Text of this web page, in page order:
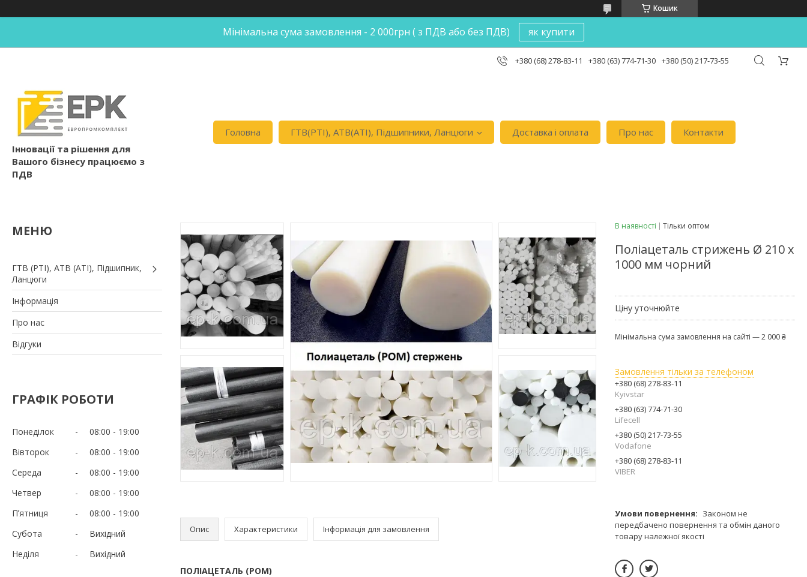
Кошик
Мінімальна сума замовлення - 2 000грн ( з ПДВ або без ПДВ) як купити
+380 (68) 278-83-11 +380 (63) 774-71-30 +380 (50) 217-73-55
Інновації та рішення для
Вашого бізнесу працюємо з
ПДВ
Головна ГТВ(РТI), АТВ(АТI), Пiдшипники, Ланцюги Доставка i оплата Про нас Контакти
ГТВ (РТI), АТВ (АТI), Пiдшипник,
Ланцюги
Iнформація
Про нас
Вiдгуки
ГРАФІК РОБОТИ
Понеділок 08:00
19:00
Вівторок
08:00
19:00
Середа
08:00
19:00
Четвер
08:00
19:00
Пʼятниця
08:00
19:00
Субота
Вихідний
Неділя
Вихідний
Опис Характеристики Інформація для замовлення
ПОЛІАЦЕТАЛЬ (POM)
В наявності Тільки оптом
Поліацеталь стрижень Ø 210 х
1000 мм чорний
Ціну уточнюйте
Мінімальна сума замовлення на сайті — 2 000 ₴
Замовлення тільки за телефоном
+380 (68) 278-83-11
Kyivstar
+380 (63) 774-71-30
Lifecell
+380 (50) 217-73-55
Vodafone
+380 (68) 278-83-11
VIBER
Законом не
передбачено повернення та обмін даного
товару належної якості